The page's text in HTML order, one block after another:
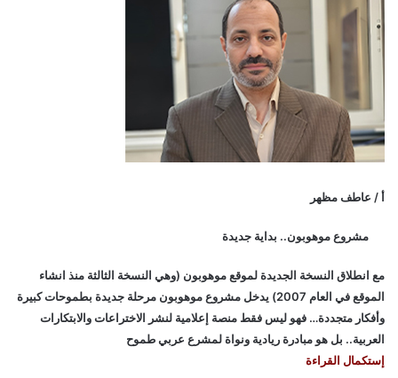
أ / عاطف مظهر
مشروع موهوبون.. بداية جديدة
مع انطلاق النسخة الجديدة لموقع موهوبون (وهي النسخة الثالثة منذ انشاء
الموقع في العام 2007) يدخل مشروع موهوبون مرحلة جديدة بطموحات كبيرة
وأفكار متجددة… فهو ليس فقط منصة إعلامية لنشر الاختراعات والابتكارات
العربية.. بل هو مبادرة ريادية ونواة لمشرع عربي طموح
إستكمال القراءة